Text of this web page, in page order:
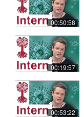
00:50:58
00:19:57
00:53:22